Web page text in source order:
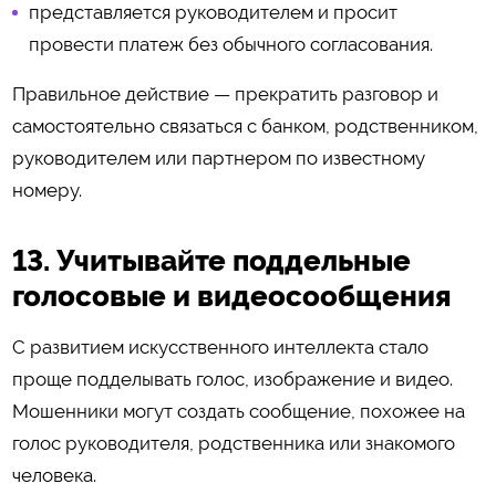
представляется руководителем и просит
провести платеж без обычного согласования.
Правильное действие — прекратить разговор и
самостоятельно связаться с банком, родственником,
руководителем или партнером по известному
номеру.
13. Учитывайте поддельные
голосовые и видеосообщения
С развитием искусственного интеллекта стало
проще подделывать голос, изображение и видео.
Мошенники могут создать сообщение, похожее на
голос руководителя, родственника или знакомого
человека.